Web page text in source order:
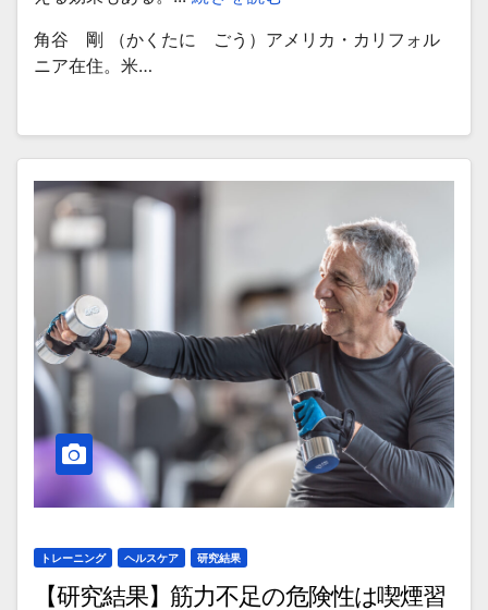
角谷 剛 （かくたに ごう）アメリカ・カリフォル
ニア在住。米…
トレーニング ヘルスケア 研究結果
【研究結果】筋力不足の危険性は喫煙習